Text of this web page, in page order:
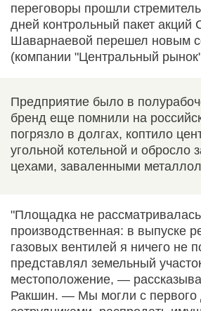
переговоры прошли
дней контрольный пакет акций
Шаварнаевой перешел новым
(компании "Центральный
Предприятие было в
бренд еще помнили на
погрязло в долгах, коптило
угольной котельной и обросло
цехами, заваленными
"Площадка не рассматривалась
производственная: в выпуске
газовых вентилей я ничего не
представлял земельный
местоположение, —
Ракшин. — Мы могли с первого